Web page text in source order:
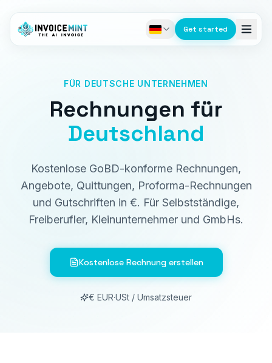
Get started
FÜR DEUTSCHE UNTERNEHMEN
Rechnungen für
Deutschland
Kostenlose GoBD-konforme Rechnungen,
Angebote, Quittungen, Proforma-Rechnungen
und Gutschriften in €. Für Selbstständige,
Freiberufler, Kleinunternehmer und GmbHs.
Kostenlose Rechnung erstellen
€ EUR·USt / Umsatzsteuer